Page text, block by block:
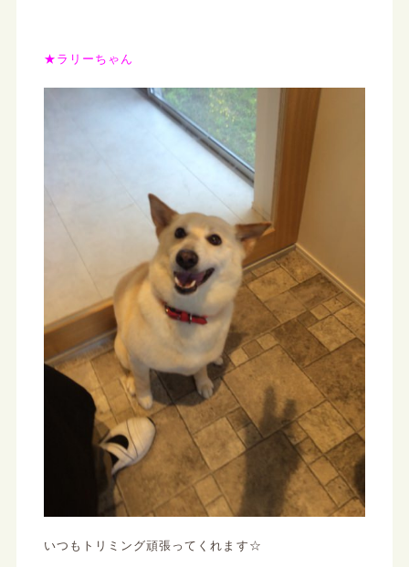
★ラリーちゃん
いつもトリミング頑張ってくれます☆